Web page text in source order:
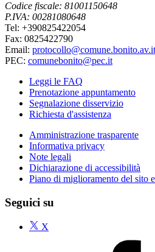
Codice fiscale: 81001150648
P.IVA: 00281080648
Tel: +390825422054
Fax: 0825422790
Email: protocollo@comune.bonito.av.it
PEC: comunebonito@pec.it
Leggi le FAQ
Prenotazione appuntamento
Segnalazione disservizio
Richiesta d'assistenza
Amministrazione trasparente
Informativa privacy
Note legali
Dichiarazione di accessibilità
Piano di miglioramento del sito
Seguici su
X